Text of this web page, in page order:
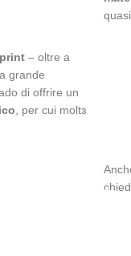
– oltre a
grande
di offrire un
, per cui moltз